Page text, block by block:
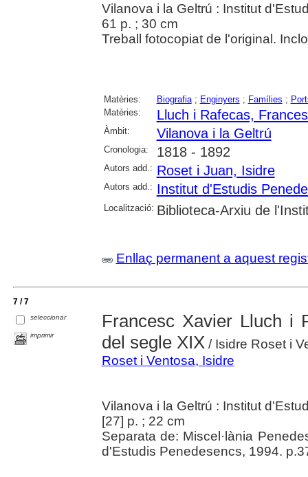
Vilanova i la Geltrú : Institut
61 p. ; 30 cm
Treball fotocopiat de l'original.
Matèries: Biografia; Enginyers ; Famílies ;
Matèries:
Lluch i Rafecas,
Àmbit: Vilanova i la Geltrú
Cronologia: 1818 - 1892
Autors add.: Roset i Juan, Isidre
Autors add.: Institut d'Estudis
Localització: Biblioteca-Arxiu de
Enllaç permanent a aquest
7 / 7
seleccionar
imprimir
Francesc Xavier Lluch i
del segle XIX / Isidre Roset i
Roset i Ventosa, Isidre
Vilanova i la Geltrú : Institut
[27] p. ; 22 cm
Separata de: Miscel·lània
d'Estudis Penedesencs, 1994.